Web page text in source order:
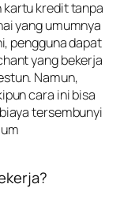
kartu kredit tanpa
yang umumnya
pengguna dapat
yang bekerja
Namun,
cara ini bisa
tersembunyi